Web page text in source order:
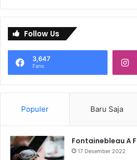
Follow Us
3,647
Fans
Populer Baru Saja
Fontainebleau A
17 Desember 2022